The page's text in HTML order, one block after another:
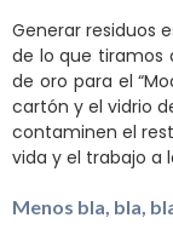
Generar residuos
de lo que tiramos
de oro para el
cartón y el vidrio
contaminen el
vida y el trabajo a
Menos bla, bla,